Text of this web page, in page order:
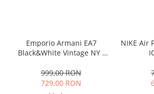
Emporio Armani EA7
Black&White Vintage NY -
999,00 RON
729,00 RON
NIKE Air